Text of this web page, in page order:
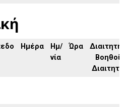
Ημέρα
Ημ/
νία
Ώρα
Διαιτητής,
Βοηθοί
Διαιτητή